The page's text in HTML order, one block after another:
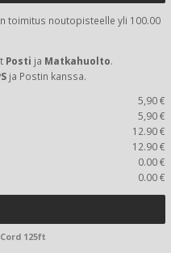
toimitus noutopisteelle yli 100.00
Posti ja Matkahuolto.
ja Postin kanssa.
5,90 €
5,90 €
12.90 €
12.90 €
0.00 €
0.00 €
125ft